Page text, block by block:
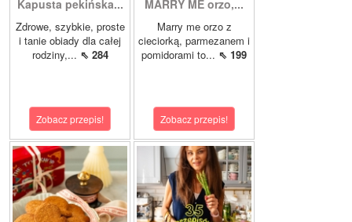
Kapusta pekińska...
Zdrowe, szybkie, proste
i tanie obiady dla całej
rodziny,... ⇖ 284
Zobacz przepis!
MARRY ME orzo,...
Marry me orzo z
cieciorką, parmezanem i
pomidorami to... ⇖ 199
Zobacz przepis!